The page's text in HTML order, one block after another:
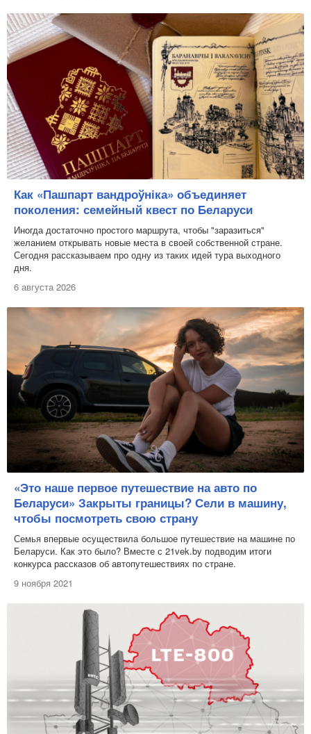
Как «Пашпарт вандроўніка» объединяет
поколения: семейный квест по Беларуси
Иногда достаточно простого маршрута, чтобы "заразиться"
желанием открывать новые места в своей собственной стране.
Сегодня рассказываем про одну из таких идей тура выходного
дня.
6 августа 2026
«Это наше первое путешествие на авто по
Беларуси» Закрыты границы? Сели в машину,
чтобы посмотреть свою страну
Семья впервые осуществила большое путешествие на машине по
Беларуси. Как это было? Вместе с 21vek.by подводим итоги
конкурса рассказов об автопутешествиях по стране.
9 ноября 2021